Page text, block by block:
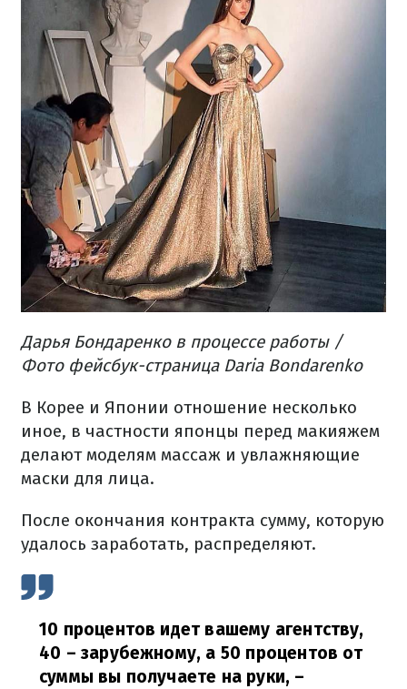
Дарья Бондаренко в процессе работы /
Фото фейсбук-страница Daria Bondarenko
В Корее и Японии отношение несколько
иное, в частности японцы перед макияжем
делают моделям массаж и увлажняющие
маски для лица.
После окончания контракта сумму, которую
удалось заработать, распределяют.
10 процентов идет вашему агентству,
40 – зарубежному, а 50 процентов от
суммы вы получаете на руки, –